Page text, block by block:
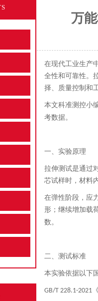
万
在现代工业生产
全性和可靠性。
择、质量控制和
本文科准测控小
考数据。
一、实验原理
拉伸测试是通过
芯试样时，材料
在弹性阶段，应
形；继续增加载
数。
二、测试标准
本实验依据以下
GB/T 228.1-2021